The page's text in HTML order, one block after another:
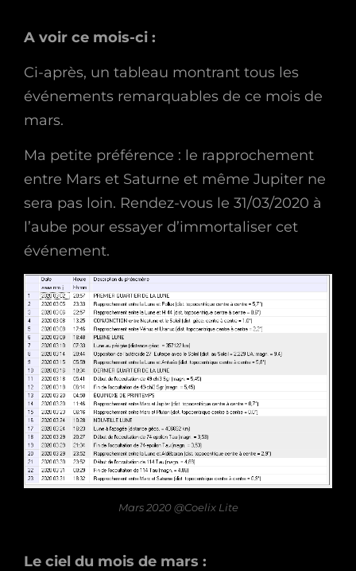
A voir ce mois-ci :
Ci-après, un tableau montrant tous les
événements remarquables de ce mois de
mars.
Ma petite préférence : le rapprochement
entre Mars et Saturne et même Jupiter ne
sera pas loin. Rendez-vous le 31/03/2020 à
l’aube pour essayer d’immortaliser cet
événement.
Mars 2020 @Coelix Lite
Le ciel du mois de mars :